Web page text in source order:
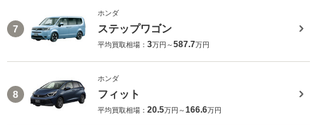
7
ホンダ
ステップワゴン
平均買取相場： 3万円～587.7万円
8
ホンダ
フィット
平均買取相場： 20.5万円～166.6万円